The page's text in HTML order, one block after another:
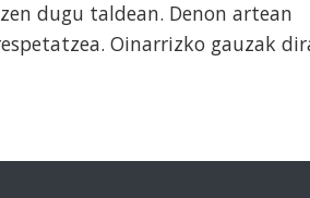
dugu taldean. Denon artean
Oinarrizko gauzak